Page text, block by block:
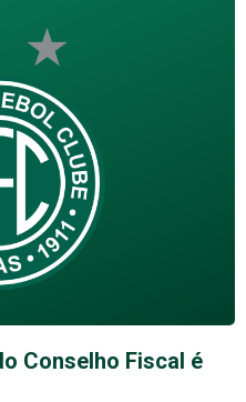
Conselho Fiscal é